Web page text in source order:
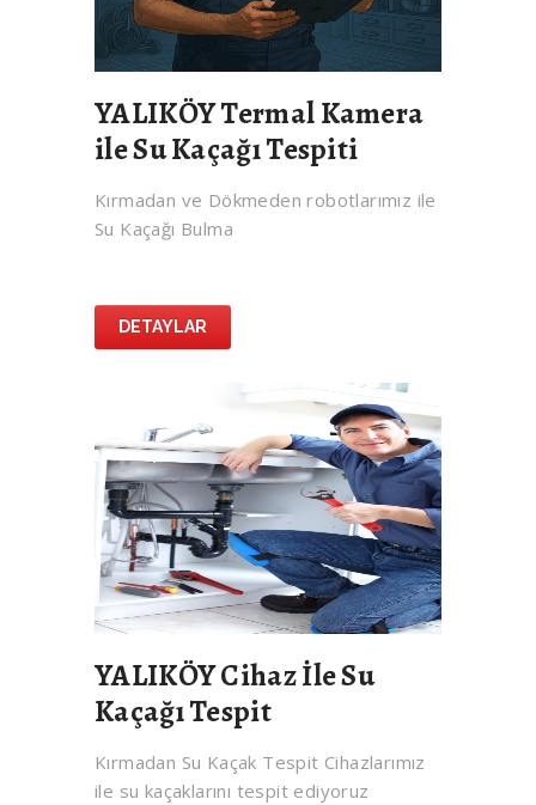
YALIKÖY Termal Kamera
ile Su Kaçağı Tespiti
Kırmadan ve Dökmeden robotlarımız ile
Su Kaçağı Bulma
DETAYLAR
YALIKÖY Cihaz İle Su
Kaçağı Tespit
Kırmadan Su Kaçak Tespit Cihazlarımız
ile su kaçaklarını tespit ediyoruz